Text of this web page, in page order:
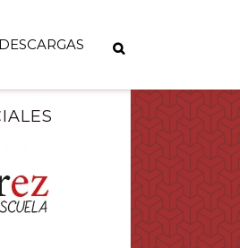
DESCARGAS